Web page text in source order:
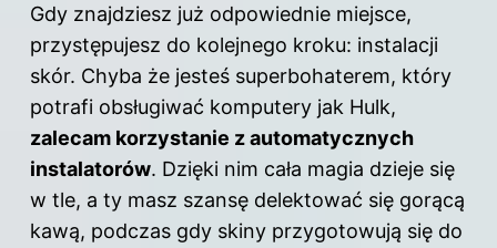
Gdy znajdziesz już odpowiednie miejsce,
przystępujesz do kolejnego kroku: instalacji
skór. Chyba że jesteś superbohaterem, który
potrafi obsługiwać komputery jak Hulk,
zalecam korzystanie z automatycznych
instalatorów. Dzięki nim cała magia dzieje się
w tle, a ty masz szansę delektować się gorącą
kawą, podczas gdy skiny przygotowują się do